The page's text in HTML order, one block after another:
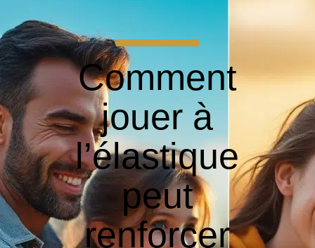
Comment
jouer à
l’élastique
peut
renforcer